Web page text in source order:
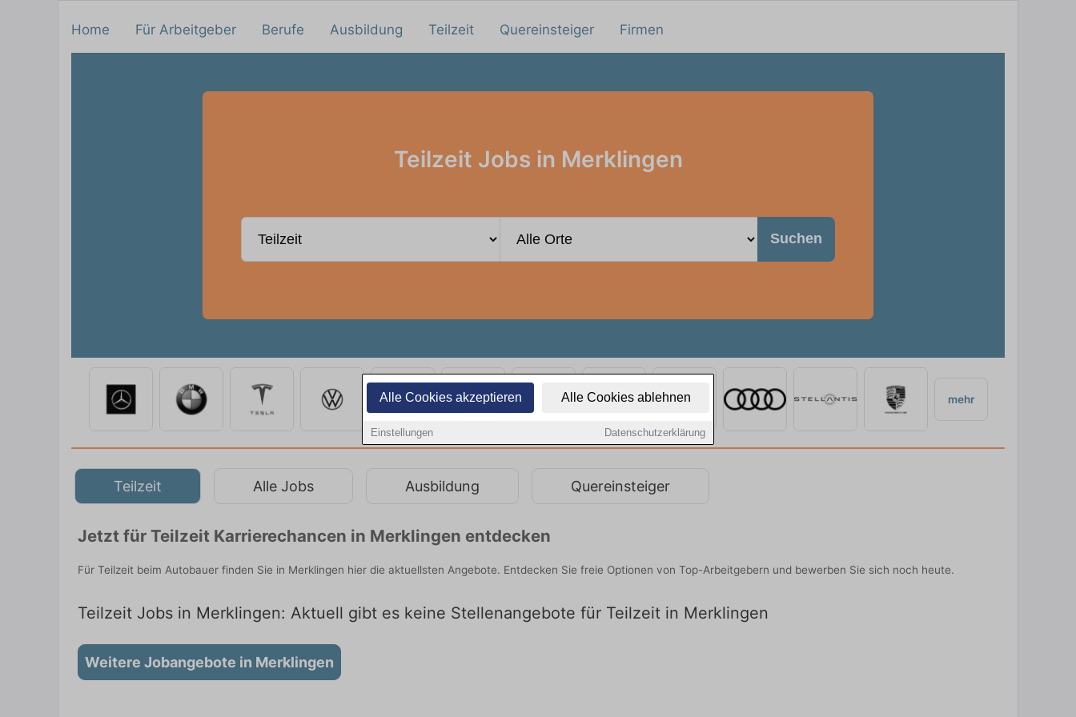
Alle Cookies akzeptieren Alle Cookies ablehnen
Einstellungen Datenschutzerklärung
Home Für Arbeitgeber Berufe Ausbildung Teilzeit Quereinsteiger Firmen
Teilzeit Jobs in Merklingen
Suchen
mehr
Teilzeit Alle Jobs Ausbildung Quereinsteiger
Jetzt für Teilzeit Karrierechancen in Merklingen entdecken
Für Teilzeit beim Autobauer finden Sie in Merklingen hier die aktuellsten Angebote. Entdecken Sie freie Optionen von Top-Arbeitgebern und bewerben Sie sich noch heute.
Teilzeit Jobs in Merklingen: Aktuell gibt es keine Stellenangebote für Teilzeit in Merklingen
Weitere Jobangebote in Merklingen